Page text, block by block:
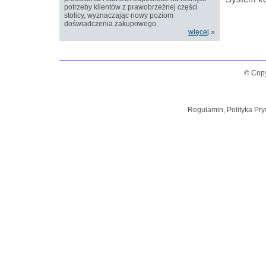
potrzeby klientów z prawobrzeżnej części
stolicy, wyznaczając nowy poziom
doświadczenia zakupowego.
więcej »
©
Regulamin, Polityka